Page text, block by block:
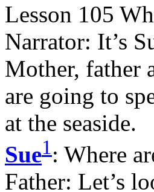
Lesson 105
Narrator: It’s
Mother, father
are going to
at the seaside.
Sue1 : Where
Father: Let’s